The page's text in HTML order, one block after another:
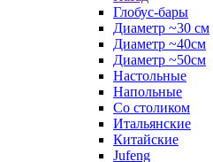
Глобус-бары
Диаметр ~30 см
Диаметр ~40см
Диаметр ~50см
Настольные
Напольные
Со столиком
Итальянские
Китайские
Jufeng